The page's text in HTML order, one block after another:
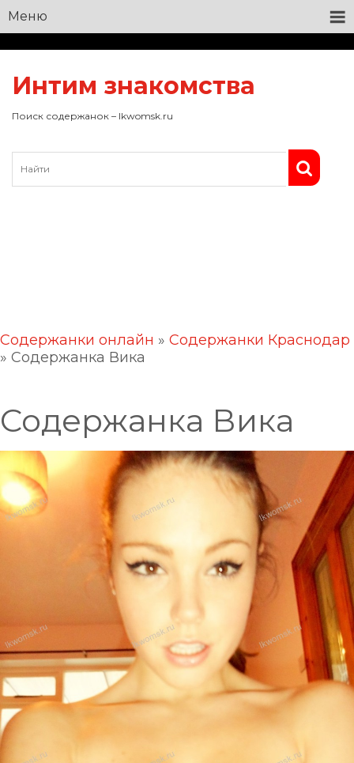
Меню
Интим знакомства
Поиск содержанок – lkwomsk.ru
Содержанки онлайн » Содержанки Краснодар
» Содержанка Вика
Содержанка Вика